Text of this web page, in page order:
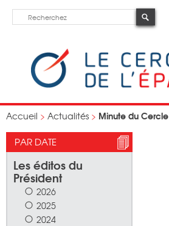
Accueil > Actualités > Minute du Cercle
PAR DATE
Les éditos du
Président
2026
2025
2024